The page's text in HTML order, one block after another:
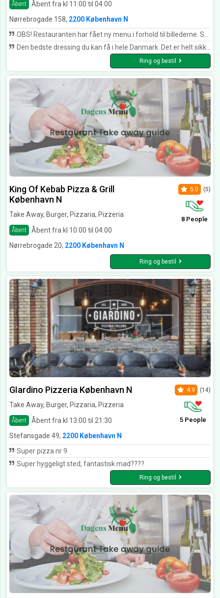
Åbent
Åbent fra kl 11:00 til 04:00
Nørrebrogade 158, 2200 København N
OBS! Restauranten har fået ny menu i forhold til billederne. Så numrene her er idag nogle andre ting. Ellers god mad!
Den bedste dressing du kan få i hele Danmark. Det er helt sikkert. Rart personale, super sød og hurtigt betjening! Det her sted er helt sikkert på top 5. af durum steder i KBH. Måske hele Danmark!
Ring og bestil
King Of Kebab Pizza & Grill
København N
Take Away, Burger, Pizzaria, Pizzeria
Åbent Åbent fra kl 10:00 til 04:00
5.0 (5)
8 People
Nørrebrogade 20, 2200 København N
Ring og bestil
GIardino Pizzeria København N
Take Away, Burger, Pizzaria, Pizzeria
Åbent Åbent fra kl 13:00 til 21:30
4.9 (14)
5 People
Stefansgade 49, 2200 København N
Super pizza nr 9
Super hyggeligt sted, fantastisk mad????
Ring og bestil